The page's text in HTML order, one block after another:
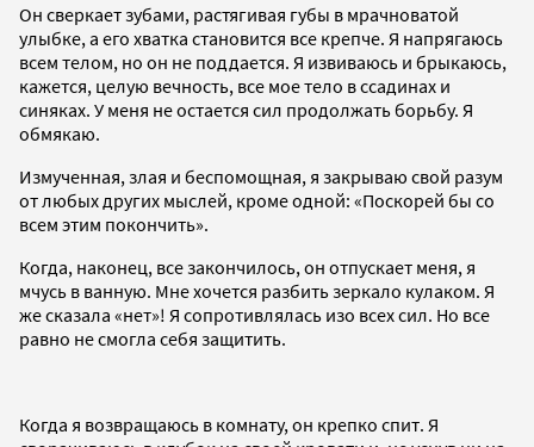
Он сверкает зубами, растягивая губы в мрачноватой
улыбке, а его хватка становится все крепче. Я напрягаюсь
всем телом, но он не поддается. Я извиваюсь и брыкаюсь,
кажется, целую вечность, все мое тело в ссадинах и
синяках. У меня не остается сил продолжать борьбу. Я
обмякаю.
Измученная, злая и беспомощная, я закрываю свой разум
от любых других мыслей, кроме одной: «Поскорей бы со
всем этим покончить».
Когда, наконец, все закончилось, он отпускает меня, я
мчусь в ванную. Мне хочется разбить зеркало кулаком. Я
же сказала «нет»! Я сопротивлялась изо всех сил. Но все
равно не смогла себя защитить.
Когда я возвращаюсь в комнату, он крепко спит. Я